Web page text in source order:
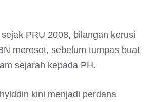
PRU 2008, bilangan kerusi
merosot, sebelum tumpas buat
sejarah kepada PH.
kini menjadi perdana